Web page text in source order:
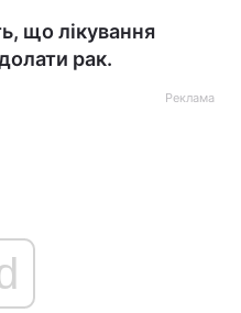
що лікування
рак.
Реклама